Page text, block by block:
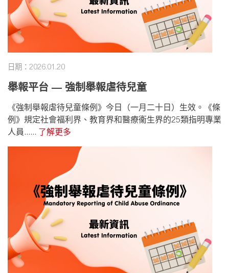
日期：2026.01.20
舉報平台 — 強制舉報虐待兒童
《強制舉報虐待兒童條例》今日（一月二十日）生效。《條
例》規定社會福利界、教育界和醫療衞生界的25類指明專業
人員...... 了解更多